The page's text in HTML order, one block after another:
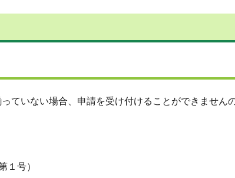
ていない場合、申請を受け付けることができません
１号）